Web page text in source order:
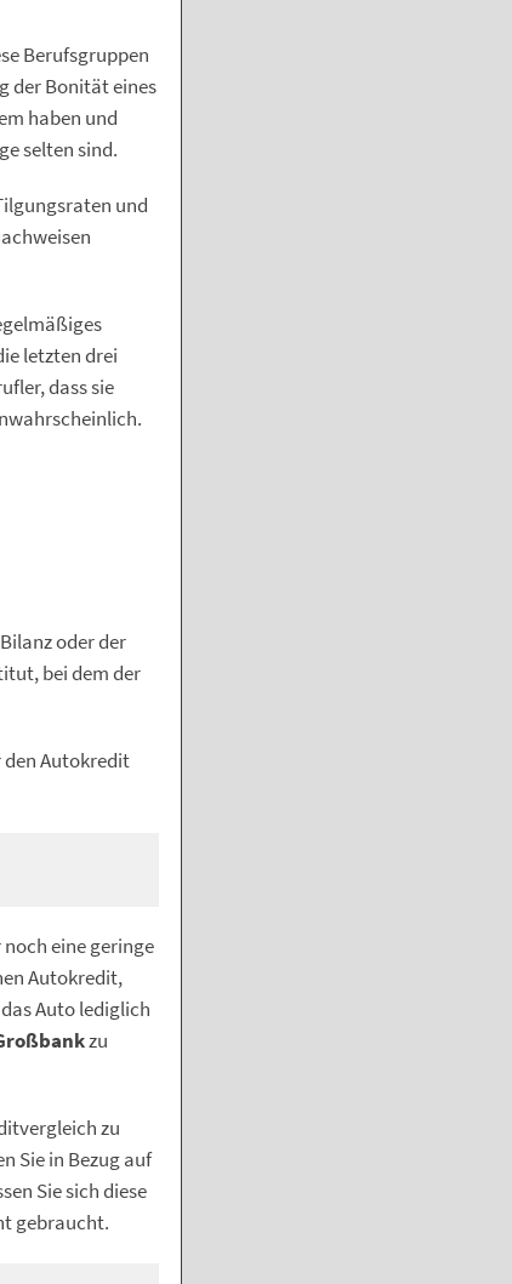
Berufsgruppen
der Bonität eines
haben und
selten sind.
und
letzten drei
dass sie
oder der
bei dem der
den Autokredit
eine geringe
Autokredit,
Auto lediglich
zu
zu
Sie in Bezug auf
Sie sich diese
gebraucht.